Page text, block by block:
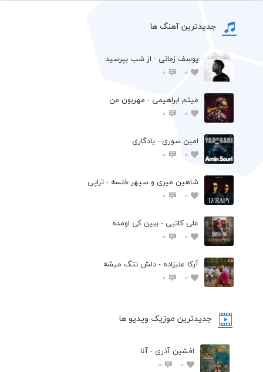
جدیدترین آهنگ ها
یوسف زمانی - از شب بپرسید
0
0
میثم ابراهیمی - مهربون من
0
0
امین سوری - یادگاری
0
0
شاهین میری و سپهر خلسه - تراپی
0
0
علی کاتبی - ببین کی اومده
0
0
آرکا علیزاده - دلش تنگ میشه
0
0
جدیدترین موزیک ویدیو ها
افشین آذری - آنا
0
0